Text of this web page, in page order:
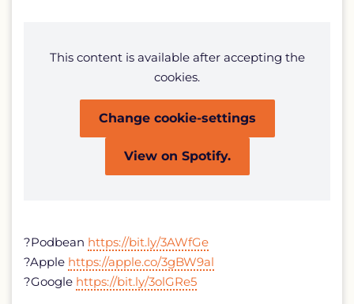
This content is available after accepting the
cookies.
Change cookie-settings
View on Spotify.
?Podbean https://bit.ly/3AWfGe
?Apple https://apple.co/3gBW9al
?Google https://bit.ly/3olGRe5